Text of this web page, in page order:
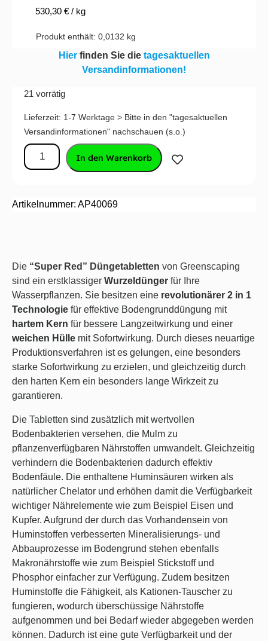
530,30 € / kg
Produkt enthält: 0,0132 kg
Hier finden Sie die tagesaktuellen
Versandinformationen!
21 vorrätig
Lieferzeit: 1-7 Werktage > Bitte in den "tagesaktuellen
Versandinformationen" nachschauen (s.o.)
In den Warenkorb
Artikelnummer: AP40069
Die “Super Red” Düngetabletten von Greenscaping
sind ein erstklassiger Wurzeldünger für Ihre
Wasserpflanzen. Sie besitzen eine revolutionärer 2 in 1
Technologie für effektive Bodengrunddüngung mit
hartem Kern für bessere Langzeitwirkung und einer
weichen Hülle mit Sofortwirkung. Durch dieses neuartige
Produktionsverfahren ist es gelungen, eine besonders
starke Sofortwirkung zu erzielen, und gleichzeitig durch
den harten Kern ein besonders lange Wirkzeit zu
garantieren.
Die Tabletten sind zusätzlich mit wertvollen
Bodenbakterien versehen, die Mulm zu
pflanzenverfügbaren Nährstoffen umwandelt. Gleichzeitig
verhindern die Bodenbakterien dadurch effektiv
Bodenfäule. Die enthaltene Huminsäuren wirken als
natürlicher Chelator und erhöhen damit die Verfügbarkeit
wichtiger Nährelemente wie zum Beispiel Eisen und
Kupfer. Aufgrund der durch das Vorhandensein von
Huminstoffen verbesserten Mineralisierungs- und
Abbauprozesse im Bodengrund stehen ebenfalls
Makronährstoffe wie zum Beispiel Stickstoff und
Phosphor einfacher zur Verfügung. Zudem besitzen
Huminstoffe die Fähigkeit, als Kationen-Tauscher zu
fungieren, wodurch überschüssige Nährstoffe
aufgenommen und bei Bedarf wieder abgegeben werden
können. Dadurch ist eine gute Verfügbarkeit und der